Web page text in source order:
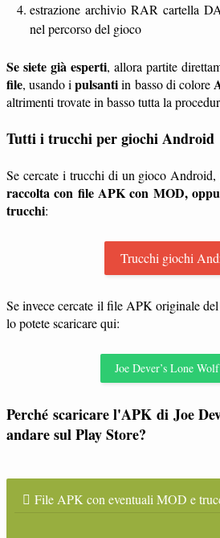
estrazione archivio RAR cartella
nel percorso del gioco
Se siete già esperti, allora partite
file, usando ipulsantiin basso di colore
altrimenti trovate in basso tutta la
Tutti i trucchi per giochi Android
Se cercate i trucchi di un gioco Android,
raccolta con file APK con MOD,
trucchi:
Trucchi giochi
Se invece cercate il file APK originale
lo potete scaricare qui:
Joe Dever’s Lone
Perché scaricare l'APK di Joe
andare sul Play Store?
File APK con eventuali MOD e